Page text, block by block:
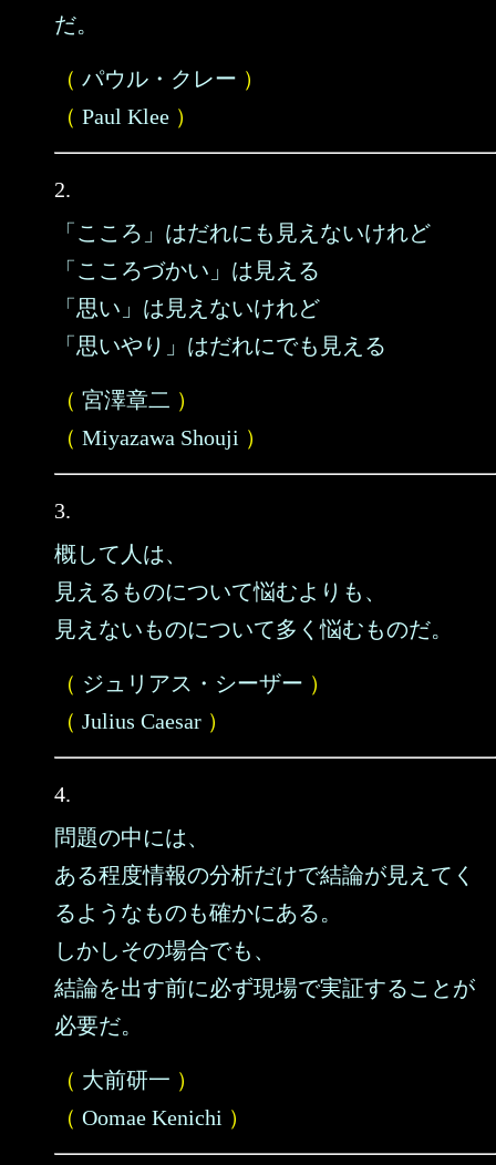
だ。
（ パウル・クレー ）
（ Paul Klee ）
2.
「こころ」はだれにも見えないけれど
「こころづかい」は見える
「思い」は見えないけれど
「思いやり」はだれにでも見える
（ 宮澤章二 ）
（ Miyazawa Shouji ）
3.
概して人は、
見えるものについて悩むよりも、
見えないものについて多く悩むものだ。
（ ジュリアス・シーザー ）
（ Julius Caesar ）
4.
問題の中には、
ある程度情報の分析だけで結論が見えてく
るようなものも確かにある。
しかしその場合でも、
結論を出す前に必ず現場で実証することが
必要だ。
（ 大前研一 ）
（ Oomae Kenichi ）